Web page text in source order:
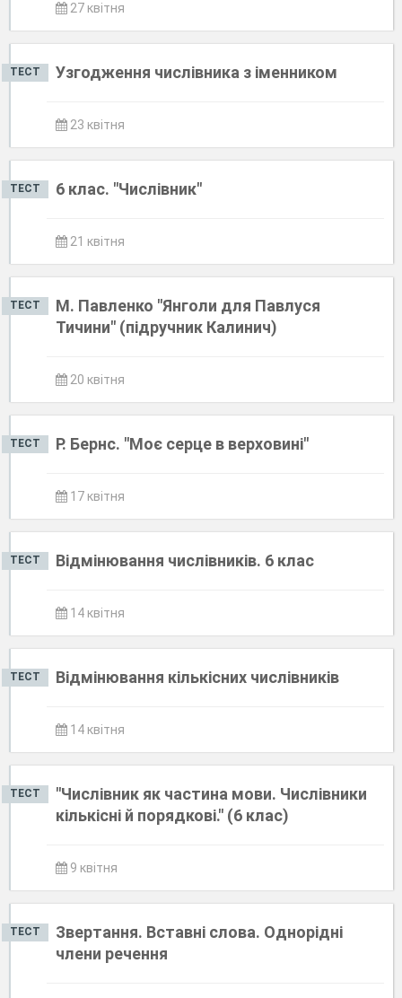
27 квітня
ТЕСТ Узгодження числівника з іменником
23 квітня
ТЕСТ 6 клас. "Числівник"
21 квітня
ТЕСТ
М. Павленко "Янголи для Павлуся
Тичини" (підручник Калинич)
20 квітня
ТЕСТ Р. Бернс. "Моє серце в верховині"
17 квітня
ТЕСТ Відмінювання числівників. 6 клас
14 квітня
ТЕСТ Відмінювання кількісних числівників
14 квітня
ТЕСТ
"Числівник як частина мови. Числівники
кількісні й порядкові." (6 клас)
9 квітня
ТЕСТ
Звертання. Вставні слова. Однорідні
члени речення